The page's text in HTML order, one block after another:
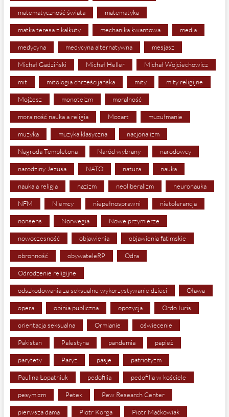
matematyczność świata matematyka
matka teresa z kalkuty mechanika kwantowa media
medycyna medycyna alternatywna mesjasz
Michał Gadziński Michał Heller Michał Wojciechowicz
mit mitologia chrześcijańska mity mity religijne
Mojżesz monoteizm moralność
moralność nauka a religia Mozart muzułmanie
muzyka muzyka klasyczna nacjonalizm
Nagroda Templetona Naród wybrany narodowcy
narodziny Jezusa NATO natura nauka
nauka a religia nazizm neoliberalizm neuronauka
NFM Niemcy niepełnosprawni nietolerancja
nonsens Norwegia Nowe przymierze
nowoczesność objawienia objawienia fatimskie
obronność obywateleRP Odra
Odrodzenie religijne
odszkodowania za seksualne wykorzystywanie dzieci Oława
opera opinia publiczna opozycja Ordo Iuris
orientacja seksualna Ormianie oświecenie
Pakistan Palestyna pandemia papież
parytety Paryż pasje patriotyzm
Paulina Łopatniuk pedofilia pedofilia w kościele
pesymizm Petek Pew Research Center
pierwsza dama Piotr Korga Piotr Maćkowiak